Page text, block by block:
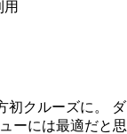
用
初クルーズに。 ダ
ーには最適だと思